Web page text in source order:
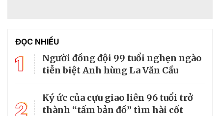
ĐỌC NHIỀU
1
Người đồng đội 99 tuổi nghẹn ngào
tiễn biệt Anh hùng La Văn Cầu
2
Ký ức của cựu giao liên 96 tuổi trở
thành “tấm bản đồ” tìm hài cốt